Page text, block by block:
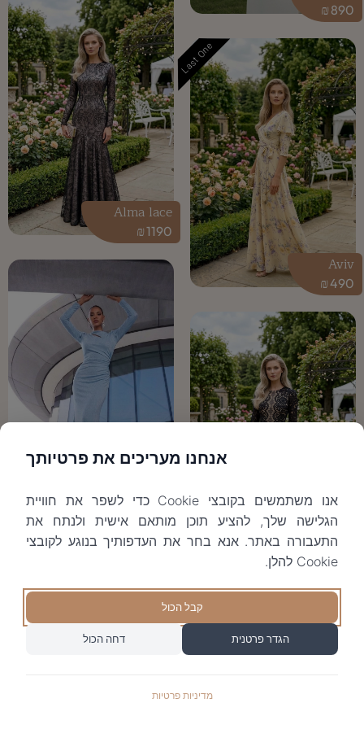
890
₪
Last One
490
₪
Aviv
1190
₪
Alma lace
1190
₪
Hermosa black
590
₪
אנחנו מעריכים את פרטיותך
אנו משתמשים בקובצי Cookie כדי לשפר את חוויית
הגלישה שלך, להציע תוכן מותאם אישית ולנתח את
התעבורה באתר. אנא בחר את העדפותיך בנוגע לקובצי
Cookie להלן.
קבל הכול
הגדר פרטנית דחה הכול
מדיניות פרטיות